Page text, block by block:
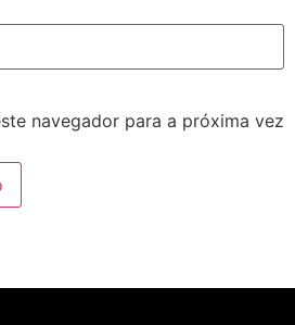
navegador para a próxima vez